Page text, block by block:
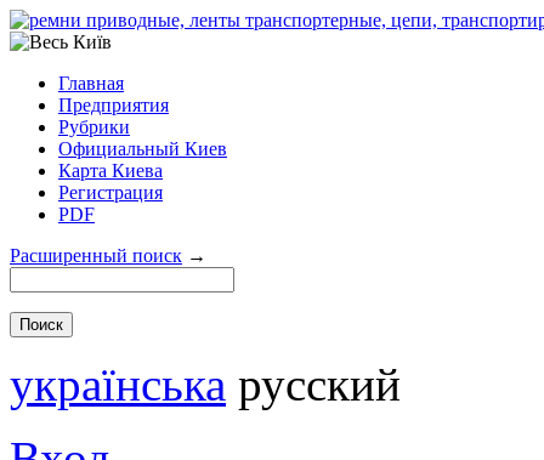
Главная
Предприятия
Рубрики
Официальный Киев
Карта Киева
Регистрация
PDF
Расширенный поиск →
українська русский